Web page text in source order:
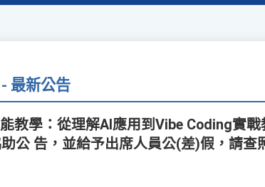
最新公告
教學：從理解AI應用到Vibe Coding實
公 告，並給予出席人員公(差)假，請查